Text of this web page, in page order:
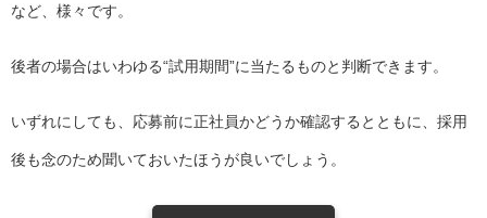
など、様々です。
後者の場合はいわゆる“試用期間”に当たるものと判断できます。
いずれにしても、応募前に正社員かどうか確認するとともに、採用
後も念のため聞いておいたほうが良いでしょう。